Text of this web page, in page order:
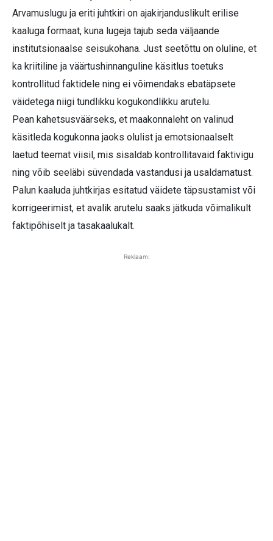
Arvamuslugu ja eriti juhtkiri on ajakirjanduslikult erilise
kaaluga formaat, kuna lugeja tajub seda väljaande
institutsionaalse seisukohana. Just seetõttu on oluline, et
ka kriitiline ja väärtushinnanguline käsitlus toetuks
kontrollitud faktidele ning ei võimendaks ebatäpsete
väidetega niigi tundlikku kogukondlikku arutelu.
Pean kahetsusväärseks, et maakonnaleht on valinud
käsitleda kogukonna jaoks olulist ja emotsionaalselt
laetud teemat viisil, mis sisaldab kontrollitavaid faktivigu
ning võib seeläbi süvendada vastandusi ja usaldamatust.
Palun kaaluda juhtkirjas esitatud väidete täpsustamist või
korrigeerimist, et avalik arutelu saaks jätkuda võimalikult
faktipõhiselt ja tasakaalukalt.
Reklaam: